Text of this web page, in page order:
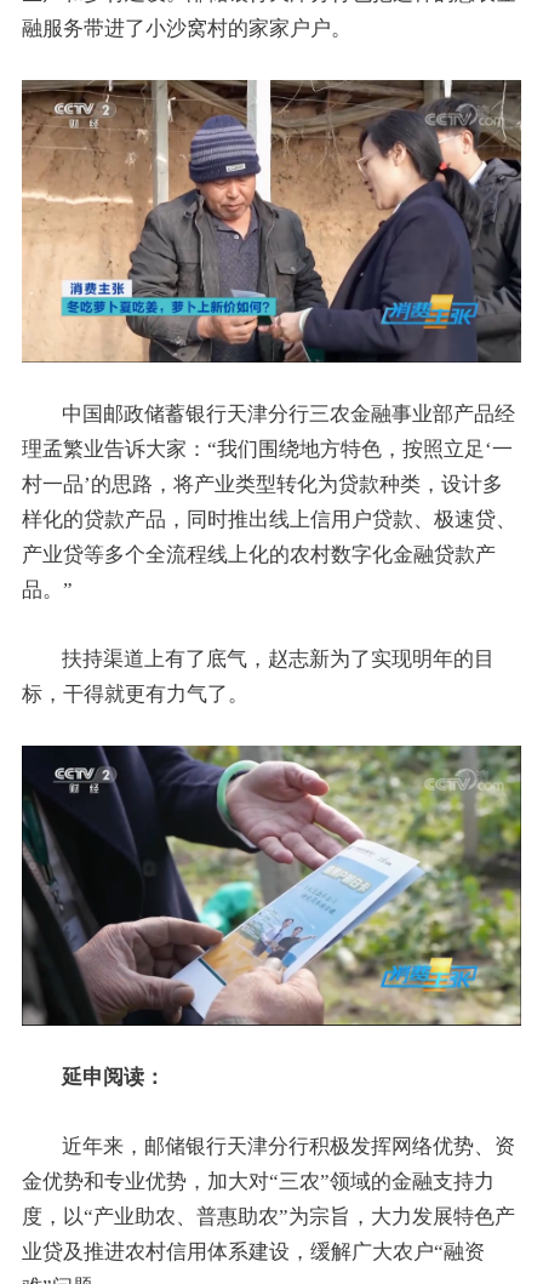
融服务带进了小沙窝村的家家户户。
中国邮政储蓄银行天津分行三农金融事业部产品经
理孟繁业告诉大家：“我们围绕地方特色，按照立足‘一
村一品’的思路，将产业类型转化为贷款种类，设计多
样化的贷款产品，同时推出线上信用户贷款、极速贷、
产业贷等多个全流程线上化的农村数字化金融贷款产
品。”
扶持渠道上有了底气，赵志新为了实现明年的目
标，干得就更有力气了。
延申阅读：
近年来，邮储银行天津分行积极发挥网络优势、资
金优势和专业优势，加大对“三农”领域的金融支持力
度，以“产业助农、普惠助农”为宗旨，大力发展特色产
业贷及推进农村信用体系建设，缓解广大农户“融资